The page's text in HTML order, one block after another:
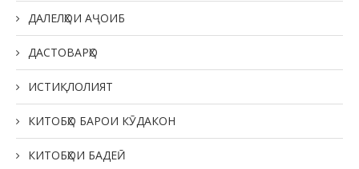
ДАЛЕЛҲОИ АҶОИБ
ДАСТОВАРҲО
ИСТИҚЛОЛИЯТ
КИТОБҲО БАРОИ КӮДАКОН
КИТОБҲОИ БАДЕӢ